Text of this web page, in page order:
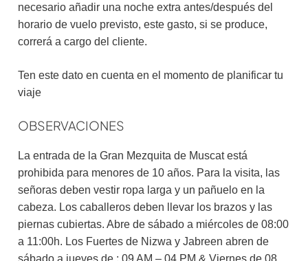
necesario añadir una noche extra antes/después del
horario de vuelo previsto, este gasto, si se produce,
correrá a cargo del cliente.
Ten este dato en cuenta en el momento de planificar tu
viaje
OBSERVACIONES
La entrada de la Gran Mezquita de Muscat está
prohibida para menores de 10 años. Para la visita, las
señoras deben vestir ropa larga y un pañuelo en la
cabeza. Los caballeros deben llevar los brazos y las
piernas cubiertas. Abre de sábado a miércoles de 08:00
a 11:00h. Los Fuertes de Nizwa y Jabreen abren de
sábado a jueves de : 09 AM – 04 PM & Viernes de 08